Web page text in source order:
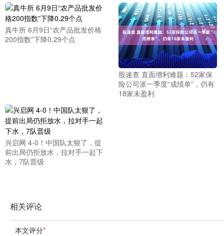
真牛所 6月9日“农产品批发价格
200指数”下降0.29个点
股速查 直面增利难题：52家保
险公司派一季度“成绩单”，仍有
18家未盈利
兴启网 4-0！中国队太狠了，提
前出局仍拒放水，拉对手一起下
水，7队晋级
相关评论
本文评分*